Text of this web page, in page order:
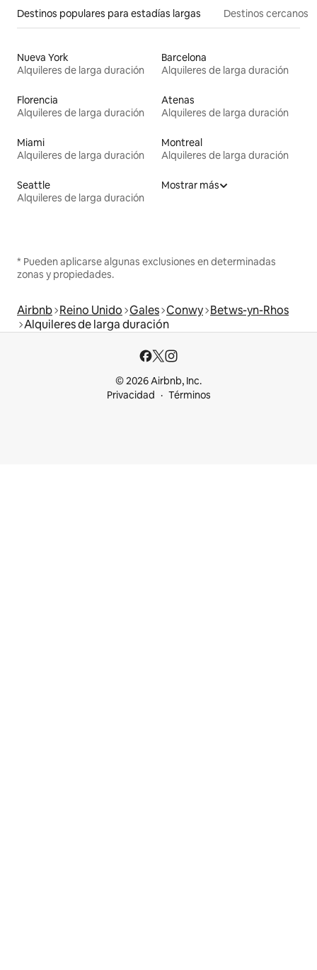
Destinos populares para estadías largas Destinos cercanos
Nueva York
Alquileres de larga duración
Barcelona
Alquileres de larga duración
Florencia
Alquileres de larga duración
Atenas
Alquileres de larga duración
Miami
Alquileres de larga duración
Montreal
Alquileres de larga duración
Seattle
Alquileres de larga duración
Mostrar más
* Pueden aplicarse algunas exclusiones en determinadas
zonas y propiedades.
Airbnb Reino Unido Gales Conwy Betws-yn-Rhos
Alquileres de larga duración
© 2026 Airbnb, Inc.
Privacidad
Términos